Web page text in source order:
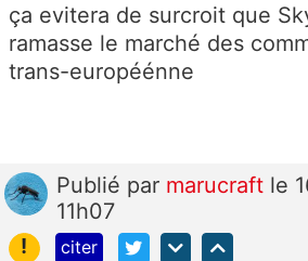
ça evitera de surcroit que
ramasse le marché des
trans-européénne
Publié par marucraft le
11h07
!
citer